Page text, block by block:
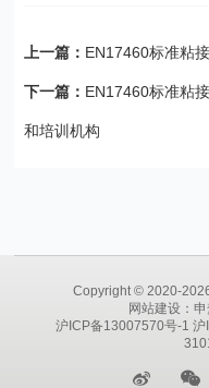
上一篇： EN17460标准粘
下一篇： EN17460标准粘
和培训机构
Copyright © 2020-
网站建设：
沪ICP备13007570号-1 沪